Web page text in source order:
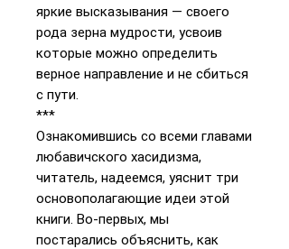
яркие высказывания — своего
рода зерна мудрости, усвоив
которые можно определить
верное направление и не сбиться
с пути.
***
Ознакомившись со всеми главами
любавичского хасидизма,
читатель, надеемся, уяснит три
основополагающие идеи этой
книги. Во-первых, мы
постарались объяснить, как